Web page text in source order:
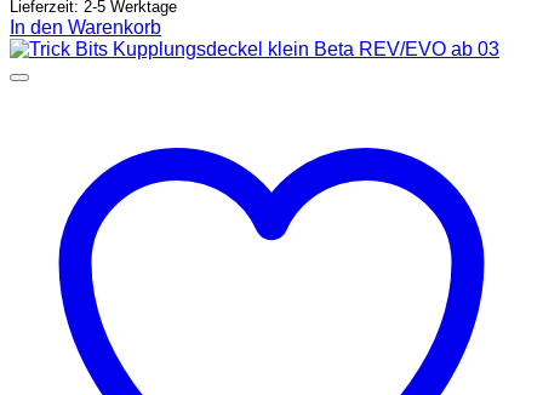
Lieferzeit: 2-5 Werktage
In den Warenkorb